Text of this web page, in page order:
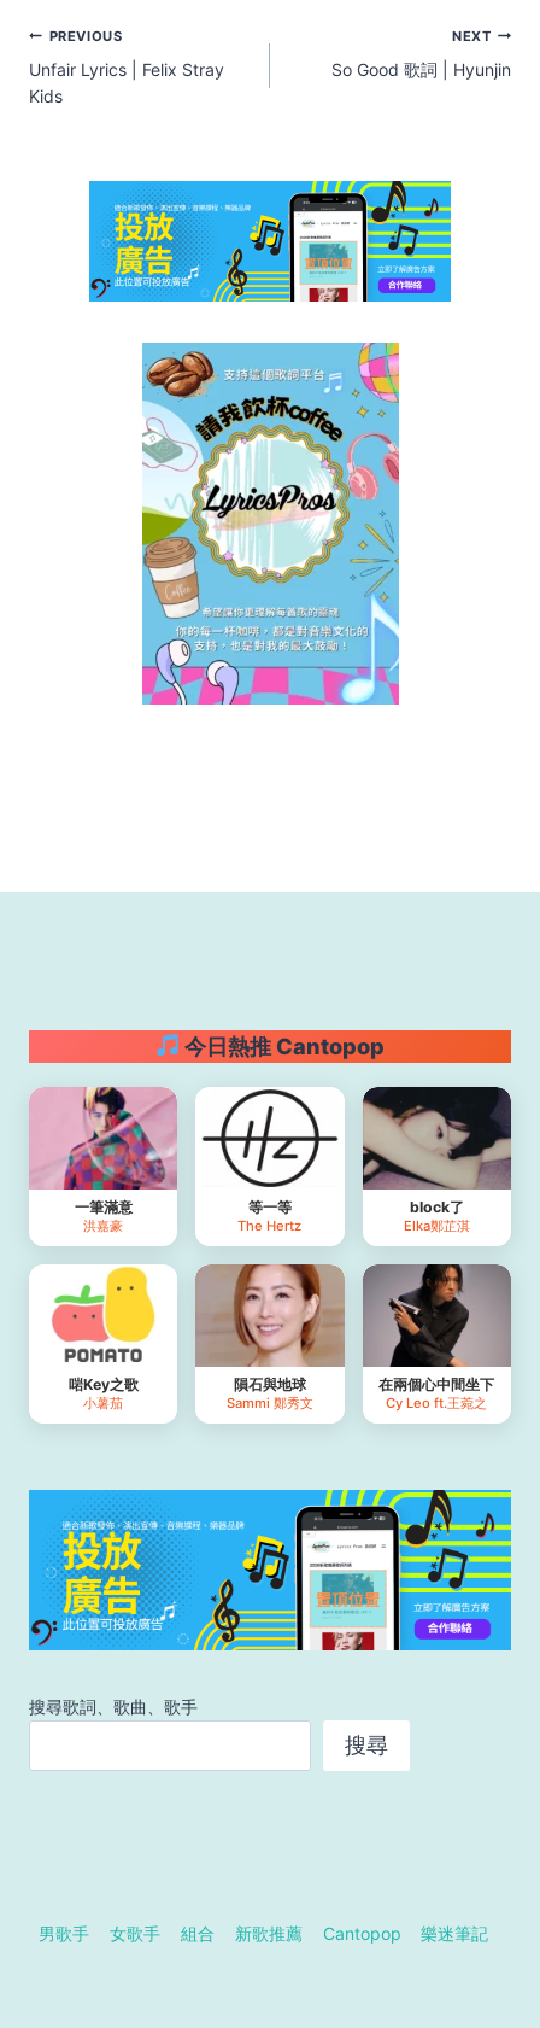
Post
navigation
PREVIOUS
Unfair Lyrics | Felix Stray
Kids
NEXT
So Good 歌詞 | Hyunjin
今日熱推 Cantopop
一筆滿意
洪嘉豪
等一等
The Hertz
block了
Elka鄭芷淇
啱Key之歌
小薯茄
隕石與地球
Sammi 鄭秀文
在兩個心中間坐下
Cy Leo ft.王菀之
搜尋歌詞、歌曲、歌手
搜尋
男歌手 女歌手 組合 新歌推薦 Cantopop 樂迷筆記